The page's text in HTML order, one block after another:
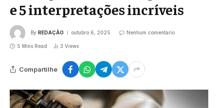
e 5 interpretações incríveis
By REDAÇÃO outubro 6, 2025 Nenhum comentário
5 Mins Read 3 Views
Compartilhe